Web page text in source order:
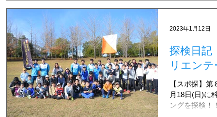
探検日記
リエン
【スポ探】
月18日(日)に
ングを探検！
2023年1月12日